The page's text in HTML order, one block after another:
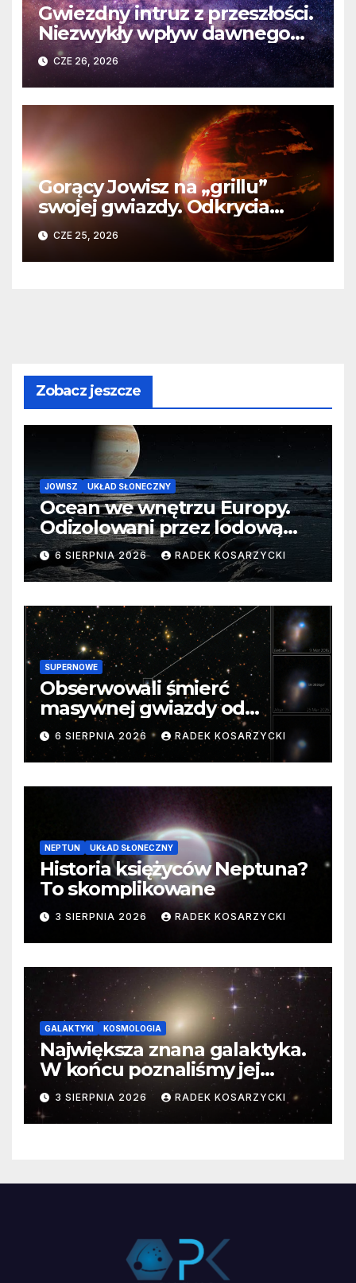
Gwiezdny intruz z przeszłości.
Niezwykły wpływ dawnego
spotkania na komety Układu
Słonecznego
CZE 26, 2026
Gorący Jowisz na „grillu”
swojej gwiazdy. Odkrycia
Teleskopu Webba o HD
80606 b
CZE 25, 2026
Zobacz jeszcze
JOWISZ UKŁAD SŁONECZNY
Ocean we wnętrzu Europy.
Odizolowani przez lodową
barierę
6 SIERPNIA 2026 RADEK KOSARZYCKI
SUPERNOWE
Obserwowali śmierć
masywnej gwiazdy od
samego początku. Niezwykle
cenne dane
6 SIERPNIA 2026 RADEK KOSARZYCKI
NEPTUN UKŁAD SŁONECZNY
Historia księżyców Neptuna?
To skomplikowane
3 SIERPNIA 2026 RADEK KOSARZYCKI
GALAKTYKI KOSMOLOGIA
Największa znana galaktyka.
W końcu poznaliśmy jej
faktyczne wymiary
3 SIERPNIA 2026 RADEK KOSARZYCKI